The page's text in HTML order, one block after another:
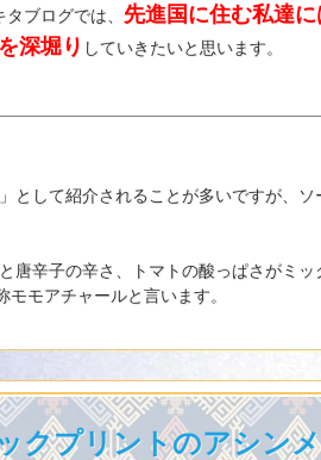
ブログでは、 先進国に住む私達
深堀り していきたいと思います。
として紹介されることが多いですが、
唐辛子の辛さ、トマトの酸っぱさがミ
モアチャールと言います。
クプリントのアシン